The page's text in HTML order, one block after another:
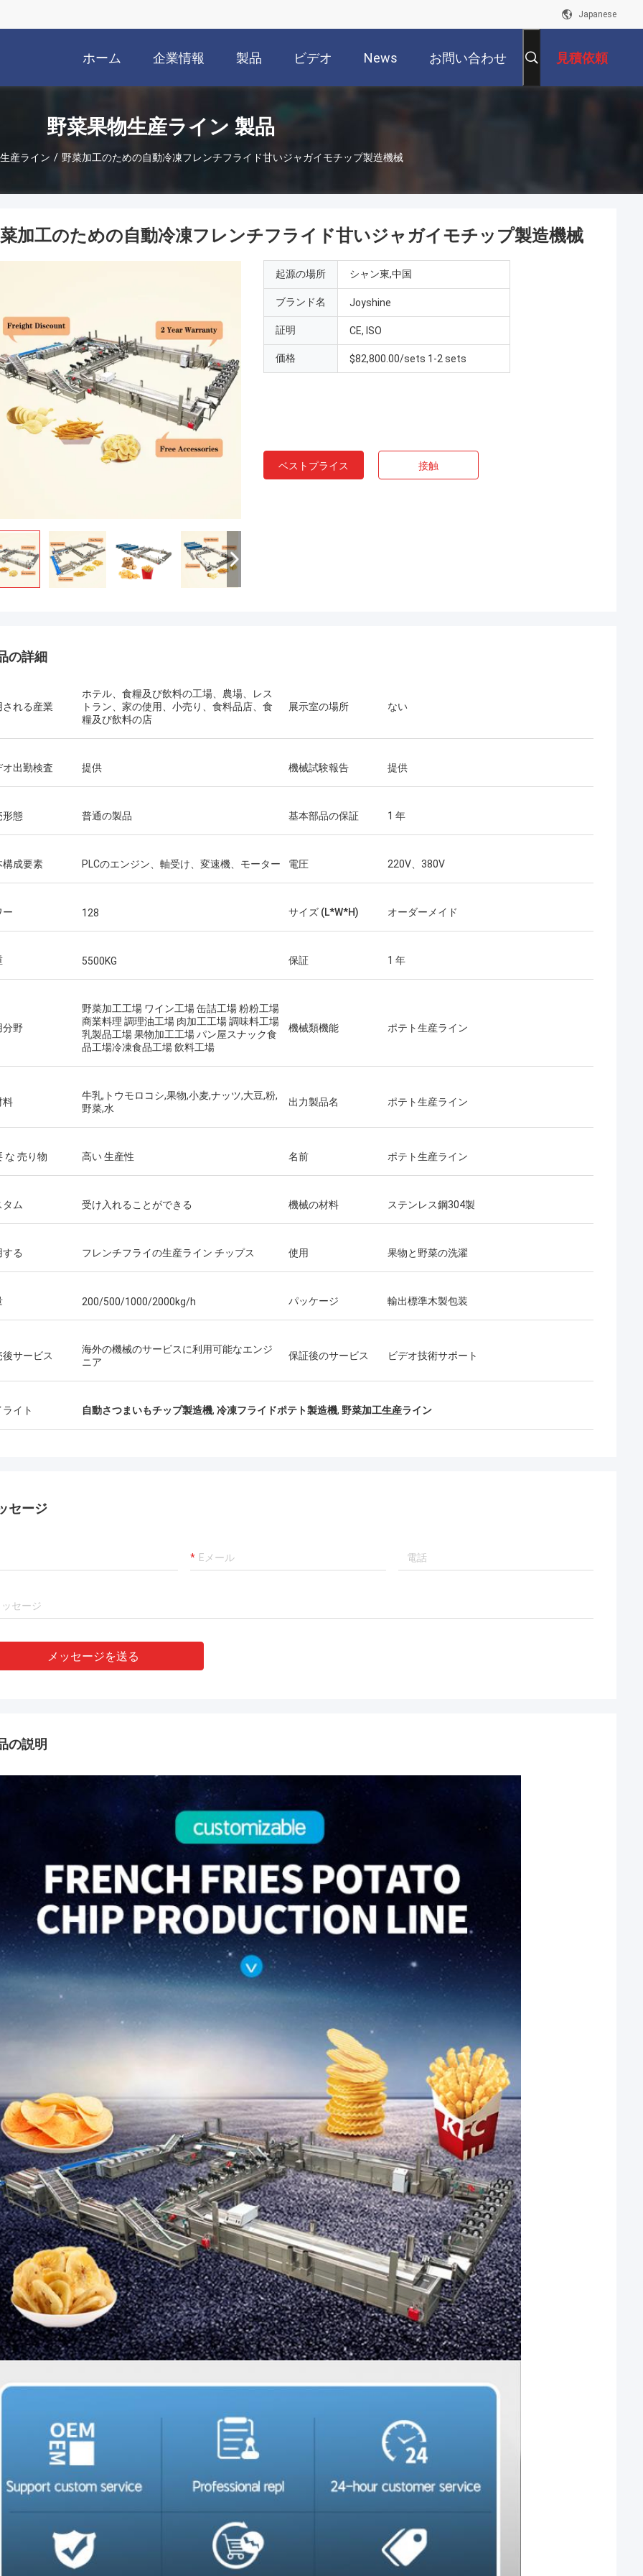
Japanese
ホーム 企業情報 製品 ビデオ News お問い合わせ 見積依頼
野菜果物生産ライン 製品
産ライン / 野菜加工のための自動冷凍フレンチフライド甘いジャガイモチップ製造機械
加工のための自動冷凍フレンチフライド甘いジャガイモチップ製造機械
起源の場所 シャン東,中国
ブランド名 Joyshine
証明 CE, ISO
価格 $82,800.00/sets 1-2 sets
ベストプライス 接触
の詳細
される産業
ホテル、食糧及び飲料の工場、農場、レス
トラン、家の使用、小売り、食料品店、食
糧及び飲料の店
展示室の場所 ない
オ出勤検査 提供 機械試験報告 提供
形態 普通の製品 基本部品の保証 1 年
構成要素 PLCのエンジン、軸受け、変速機、モーター 電圧 220V、380V
ー 128 サイズ (L*W*H) オーダーメイド
5500KG 保証 1 年
分野
野菜加工工場 ワイン工場 缶詰工場 粉粉工場
商業料理 調理油工場 肉加工工場 調味料工場
乳製品工場 果物加工工場 パン屋スナック食
品工場冷凍食品工場 飲料工場
機械類機能 ポテト生産ライン
料
牛乳,トウモロコシ,果物,小麦,ナッツ,大豆,粉,
野菜,水
出力製品名 ポテト生産ライン
な 売り物 高い 生産性 名前 ポテト生産ライン
タム 受け入れることができる 機械の材料 ステンレス鋼304製
する フレンチフライの生産ライン チップス 使用 果物と野菜の洗濯
200/500/1000/2000kg/h パッケージ 輸出標準木製包装
後サービス
海外の機械のサービスに利用可能なエンジ
ニア
保証後のサービス ビデオ技術サポート
イト 自動さつまいもチップ製造機, 冷凍フライドポテト製造機, 野菜加工生産ライン
セージ
メッセージを送る
の説明